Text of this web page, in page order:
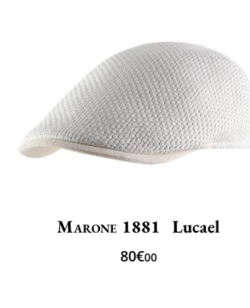
Marone 1881 Lucael
80€00